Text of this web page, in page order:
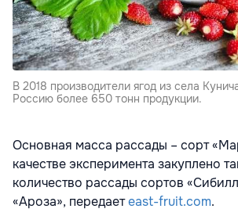
В 2018 производители ягод из села
Россию более 650 тонн продукции.
Основная масса рассады – сорт
качестве эксперимента закуплено
количество рассады сортов
«Ароза», передаетeast-fruit.com.